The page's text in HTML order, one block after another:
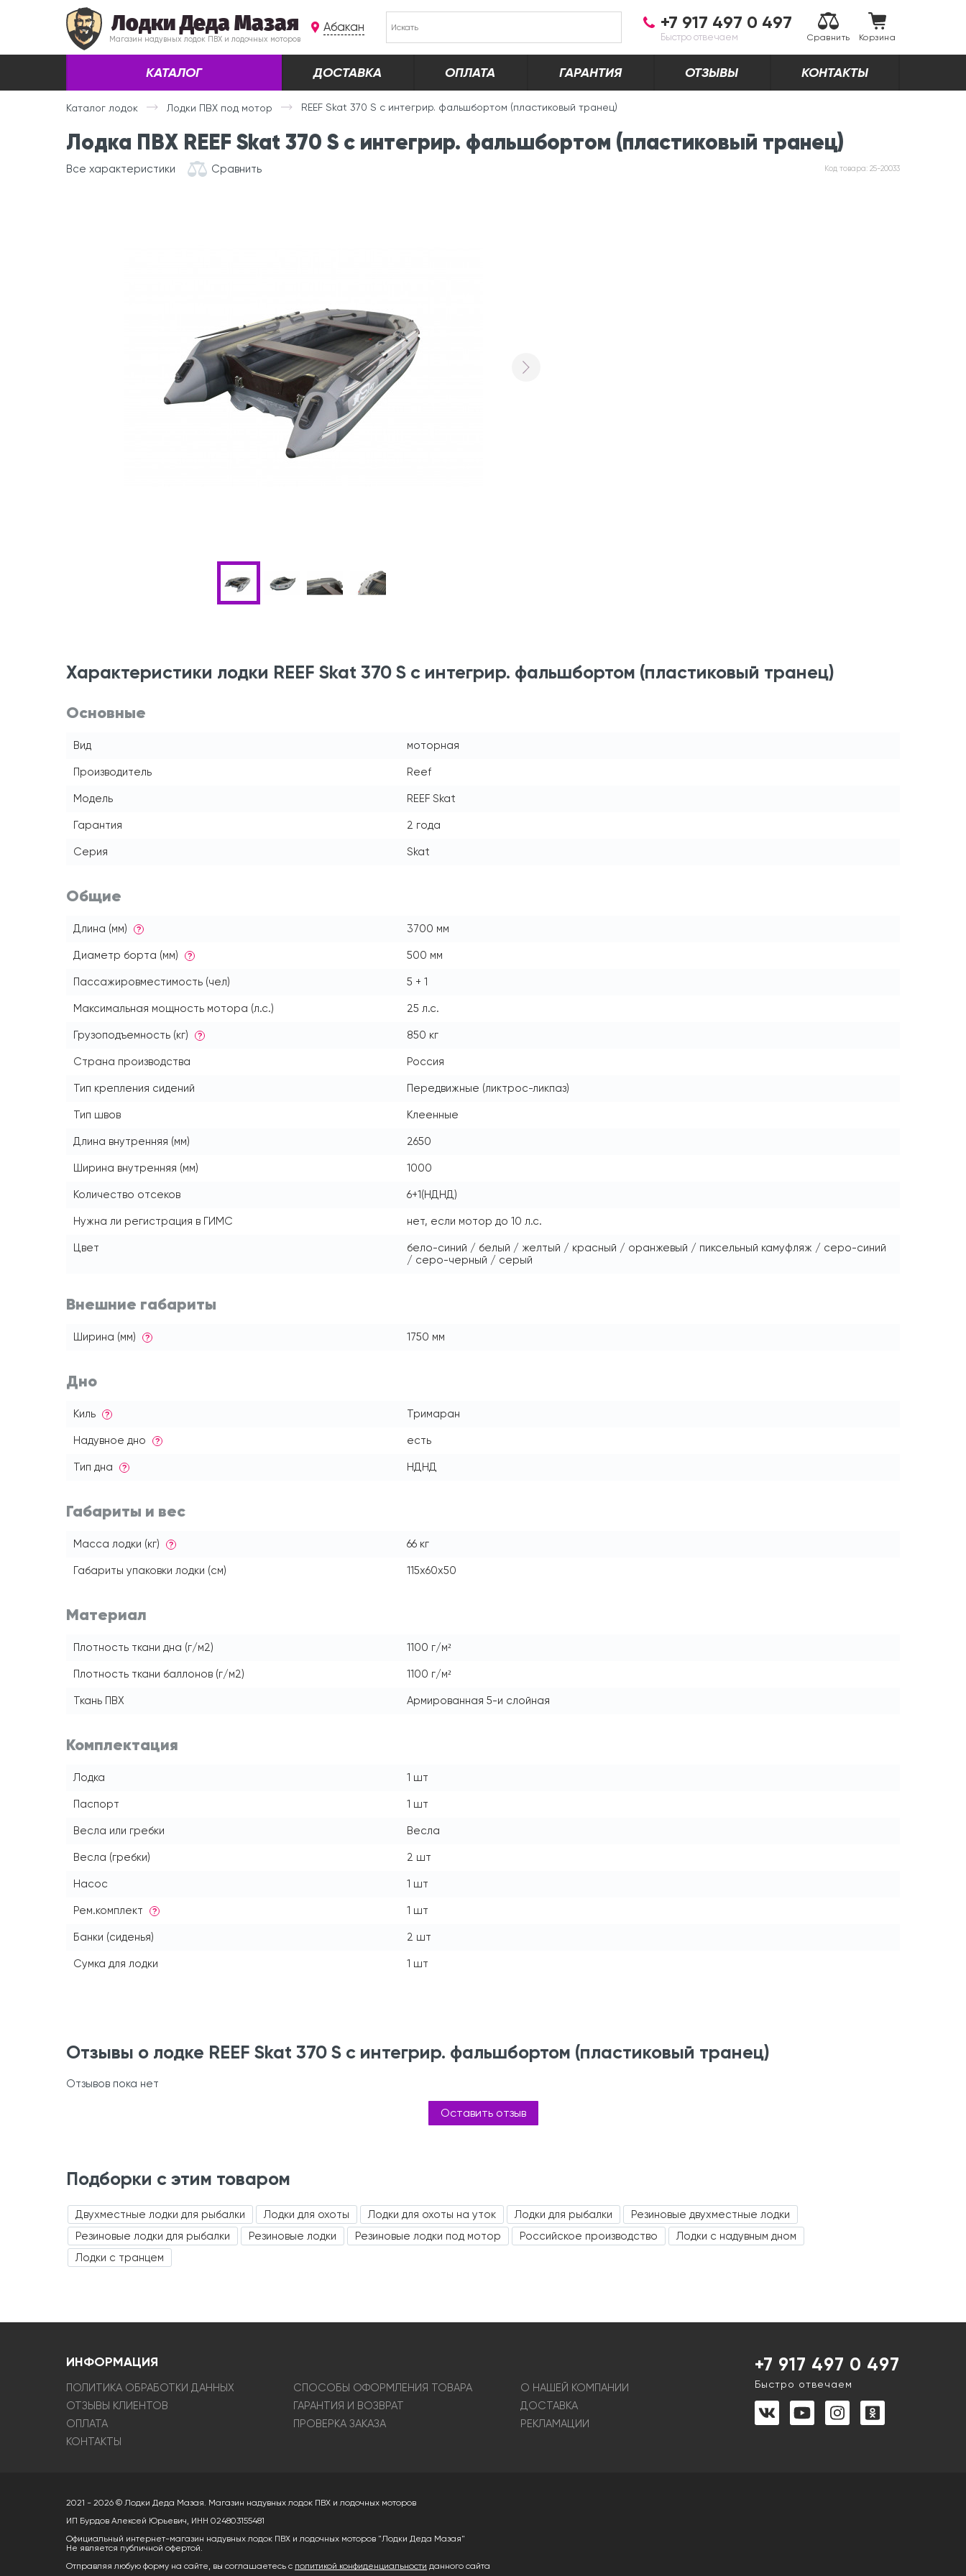
Лодки Деда Мазая
Магазин надувных лодок ПВХ и лодочных моторов
Абакан +7 917 497 0 497
Быстро отвечаем Сравнить Корзина
КАТАЛОГ ДОСТАВКА ОПЛАТА ГАРАНТИЯ ОТЗЫВЫ КОНТАКТЫ
Каталог лодок Лодки ПВХ под мотор REEF Skat 370 S с интегрир. фальшбортом (пластиковый транец)
Лодка ПВХ REEF Skat 370 S с интегрир. фальшбортом (пластиковый транец)
Все характеристики Сравнить Код товара: 25-20033
Характеристики лодки REEF Skat 370 S с интегрир. фальшбортом (пластиковый транец)
Основные
Вид моторная
Производитель Reef
Модель REEF Skat
Гарантия 2 года
Серия Skat
Общие
Длина (мм) ? 3700 мм
Диаметр борта (мм) ? 500 мм
Пассажировместимость (чел) 5 + 1
Максимальная мощность мотора (л.с.) 25 л.с.
Грузоподъемность (кг) ? 850 кг
Страна производства Россия
Тип крепления сидений Передвижные (ликтрос-ликпаз)
Тип швов Клеенные
Длина внутренняя (мм) 2650
Ширина внутренняя (мм) 1000
Количество отсеков 6+1(НДНД)
Нужна ли регистрация в ГИМС нет, если мотор до 10 л.с.
Цвет
бело-синий / белый / желтый / красный / оранжевый / пиксельный камуфляж / серо-синий
/ серо-черный / серый
Внешние габариты
Ширина (мм) ? 1750 мм
Дно
Киль ? Тримаран
Надувное дно ? есть
Тип дна ? НДНД
Габариты и вес
Масса лодки (кг) ? 66 кг
Габариты упаковки лодки (см) 115x60x50
Материал
Плотность ткани дна (г/м2) 1100 г/м²
Плотность ткани баллонов (г/м2) 1100 г/м²
Ткань ПВХ Армированная 5-и слойная
Комплектация
Лодка 1 шт
Паспорт 1 шт
Весла или гребки Весла
Весла (гребки) 2 шт
Насос 1 шт
Рем.комплект ? 1 шт
Банки (сиденья) 2 шт
Сумка для лодки 1 шт
Отзывы о лодке REEF Skat 370 S с интегрир. фальшбортом (пластиковый транец)
Отзывов пока нет
Оставить отзыв
Подборки с этим товаром
Двухместные лодки для рыбалки Лодки для охоты Лодки для охоты на уток Лодки для рыбалки
Резиновые двухместные лодки
Резиновые лодки для рыбалки
Резиновые лодки Резиновые лодки под мотор Российское производство
Лодки с надувным дном
Лодки с транцем
ИНФОРМАЦИЯ
ПОЛИТИКА ОБРАБОТКИ ДАННЫХ СПОСОБЫ ОФОРМЛЕНИЯ ТОВАРА
О НАШЕЙ КОМПАНИИ
ОТЗЫВЫ КЛИЕНТОВ
ГАРАНТИЯ И ВОЗВРАТ
ДОСТАВКА
ОПЛАТА
ПРОВЕРКА ЗАКАЗА
РЕКЛАМАЦИИ
КОНТАКТЫ
+7 917 497 0 497
Быстро отвечаем
2021 - 2026 © Лодки Деда Мазая. Магазин надувных лодок ПВХ и лодочных моторов
ИП Бурдов Алексей Юрьевич, ИНН 024803155481
Официальный интернет-магазин надувных лодок ПВХ и лодочных моторов "Лодки Деда Мазая"
Не является публичной офертой.
Отправляя любую форму на сайте, вы соглашаетесь с политикой конфиденциальности данного сайта